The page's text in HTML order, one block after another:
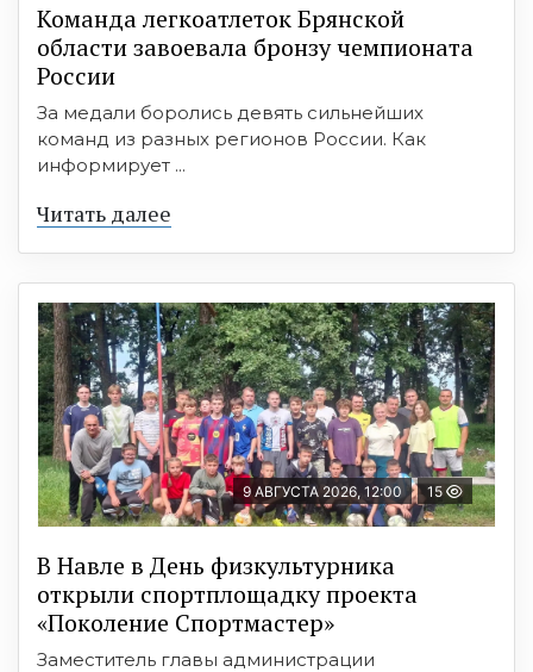
Команда легкоатлеток Брянской
области завоевала бронзу чемпионата
России
За медали боролись девять сильнейших
команд из разных регионов России. Как
информирует ...
Читать далее
9 АВГУСТА 2026, 12:00 15
В Навле в День физкультурника
открыли спортплощадку проекта
«Поколение Спортмастер»
Заместитель главы администрации